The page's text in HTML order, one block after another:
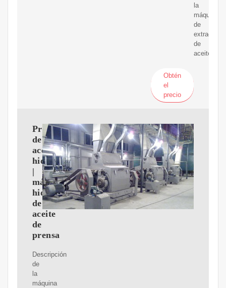
la
máquina
de
extracción
de
aceite.
Obtén
el
precio
Prensa
de
aceite
hidráulica
|
máquina
hidráulica
de
aceite
de
prensa
Descripción
de
la
máquina